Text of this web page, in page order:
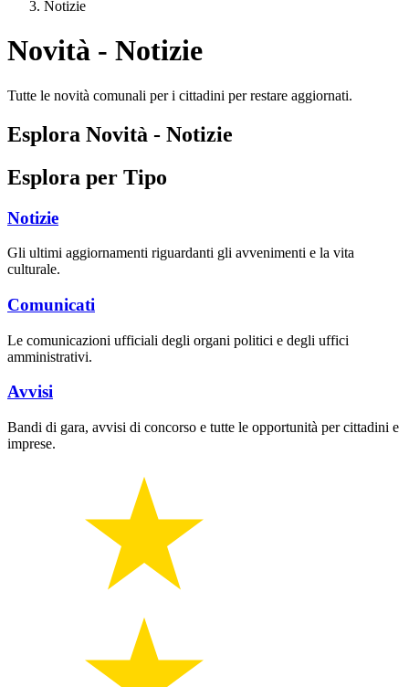
Notizie
Novità - Notizie
Tutte le novità comunali per i cittadini per restare aggiornati.
Esplora Novità - Notizie
Esplora per Tipo
Notizie
Gli ultimi aggiornamenti riguardanti gli avvenimenti e la vita
culturale.
Comunicati
Le comunicazioni ufficiali degli organi politici e degli uffici
amministrativi.
Avvisi
Bandi di gara, avvisi di concorso e tutte le opportunità per cittadini e
imprese.